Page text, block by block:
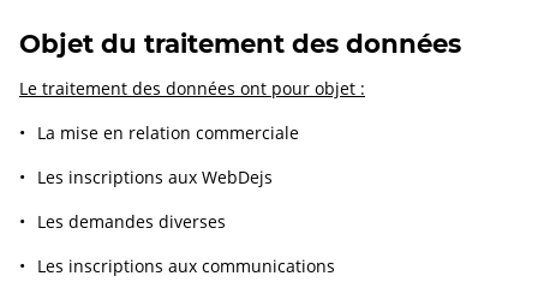
Objet du traitement des données
Le traitement des données ont pour objet :
La mise en relation commerciale
Les inscriptions aux WebDejs
Les demandes diverses
Les inscriptions aux communications